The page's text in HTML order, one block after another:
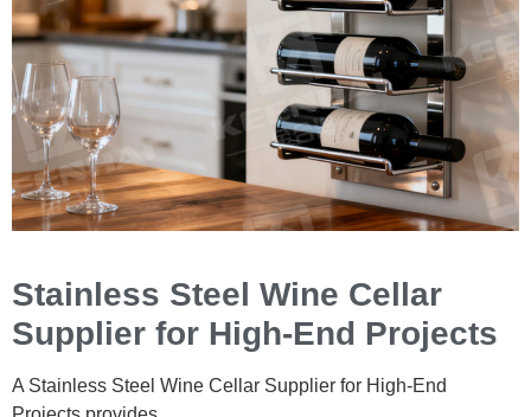
Stainless Steel Wine Cellar
Supplier for High-End Projects
A Stainless Steel Wine Cellar Supplier for High-End